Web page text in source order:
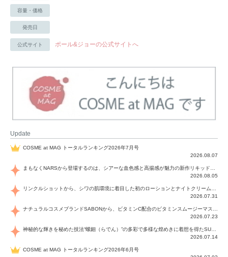
容量・価格
発売日
公式サイト ポール&ジョーの公式サイトへ
Update
COSME at MAG トータルランキング2026年7月号
2026.08.07
2026.08.05
2026.07.31
2026.07.23
2026.07.14
COSME at MAG トータルランキング2026年6月号